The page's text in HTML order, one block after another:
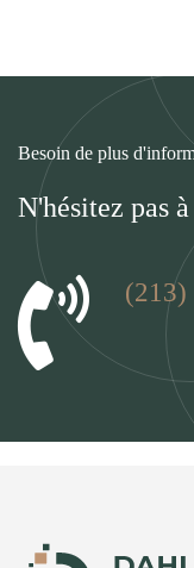
Besoin de plus
N'hésitez pas
(213)